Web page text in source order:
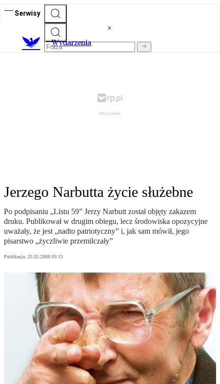
Serwisy
Wydarzenia
Jerzego Narbutta życie służebne
Po podpisaniu „Listu 59” Jerzy Narbutt został objęty zakazem
druku. Publikował w drugim obiegu, lecz środowiska opozycyjne
uważały, że jest „nadto patriotyczny” i, jak sam mówił, jego
pisarstwo „życzliwie przemilczały”
Publikacja: 23.02.2008 03:13